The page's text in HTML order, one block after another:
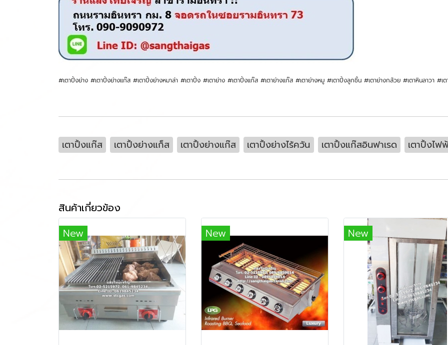
#เตาปิ้งย่าง #เตาปิ้งย่างแก๊ส #เตาปิ้งย่างหมาล่า #เตาปิ้ง #เตาย่าง #เตาปิ้งแก๊ส #เตาย่างแก๊ส #เตาย่างหมู #เตาปิ้งลูกชิ้น #เตาย่างกล้วย #เตาหินลาวา #เต
เตาปิ้งแก๊ส เตาปิ้งย่างแก็ส เตาปิ้งย่างแก๊ส เตาปิ้งย่างไร้ควัน เตาปิ้งแก๊สอินฟาเรด เตาปิ้งไฟ
สินค้าเกี่ยวข้อง
New
New New